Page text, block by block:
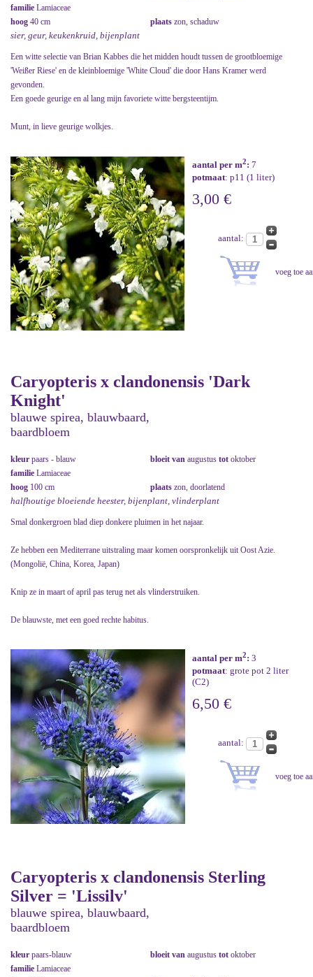
familie Lamiaceae
hoog 40 cm plaats zon, schaduw
sier, geur, keukenkruid, bijenplant
Een witte selectie van Brian Kabbes die het midden houdt tussen de grootbloemige
'Weißer Riese' en de kleinbloemige 'White Cloud' die door Hans Kramer werd
gevonden.
Een goede geurige en al lang mijn favoriete witte bergsteentijm.
Munt, in lieve geurige wolkjes.
aantal per m2: 7
potmaat: p11 (1 liter)
3,00 €
aantal:
Caryopteris x clandonensis 'Dark
Knight'
blauwe spirea, blauwbaard,
baardbloem
kleur paars - blauw bloeit van augustus tot oktober
familie Lamiaceae
hoog 100 cm plaats zon, doorlatend
halfhoutige bloeiende heester, bijenplant, vlinderplant
Smal donkergroen blad diep donkere pluimen in het najaar.
Ze hebben een Mediterrane uitstraling maar komen oorspronkelijk uit Oost Azie.
(Mongolië, China, Korea, Japan)
Knip ze in maart of april pas terug net als vlinderstruiken.
De blauwste, met een goed rechte habitus.
aantal per m2: 3
potmaat: grote pot 2 liter
(C2)
6,50 €
aantal:
Caryopteris x clandonensis Sterling
Silver = 'Lissilv'
blauwe spirea, blauwbaard,
baardbloem
kleur paars-blauw bloeit van augustus tot oktober
familie Lamiaceae